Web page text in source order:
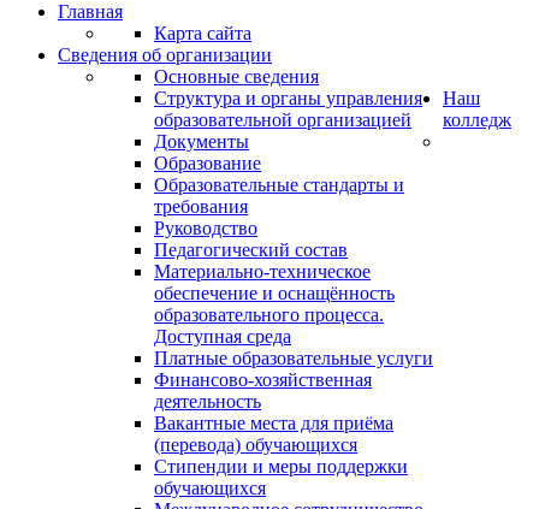
Главная
Карта сайта
Сведения об организации
Основные сведения
Структура и органы управления
образовательной организацией
Документы
Образование
Образовательные стандарты и
требования
Руководство
Педагогический состав
Материально-техническое
обеспечение и оснащённость
образовательного процесса.
Доступная среда
Платные образовательные услуги
Финансово-хозяйственная
деятельность
Вакантные места для приёма
(перевода) обучающихся
Стипендии и меры поддержки
обучающихся
Наш
колледж